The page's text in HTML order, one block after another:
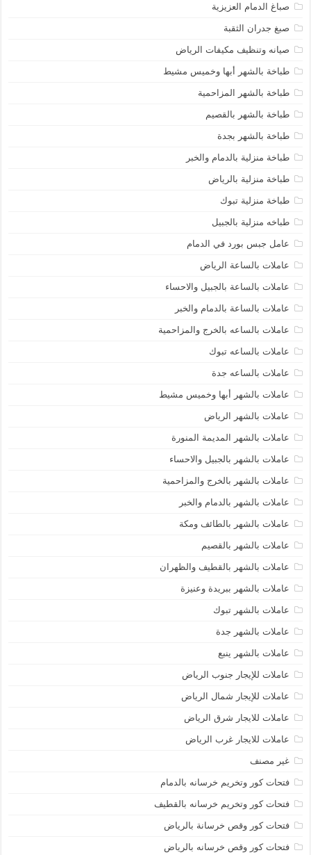
صباغ الدمام العزيزية
صبغ جدران الثقبة
صيانه وتنظيف مكيفات الرياض
طباخة بالشهر أبها وخميس مشيط
طباخة بالشهر المزاحمية
طباخة بالشهر بالقصيم
طباخة بالشهر بجدة
طباخة منزلية بالدمام والخبر
طباخة منزلية بالرياض
طباخة منزلية تبوك
طباخه منزلية بالجبيل
عامل جبس بورد في الدمام
عاملات بالساعة الرياض
عاملات بالساعة بالجبيل والاحساء
عاملات بالساعة بالدمام والخبر
عاملات بالساعه بالخرج والمزاحمية
عاملات بالساعه تبوك
عاملات بالساعه جدة
عاملات بالشهر أبها وخميس مشيط
عاملات بالشهر الرياض
عاملات بالشهر المديمة المنورة
عاملات بالشهر بالجبيل والاحساء
عاملات بالشهر بالخرج والمزاحمية
عاملات بالشهر بالدمام والخبر
عاملات بالشهر بالطائف ومكة
عاملات بالشهر بالقصيم
عاملات بالشهر بالقطيف والظهران
عاملات بالشهر ببريدة وعنيزة
عاملات بالشهر تبوك
عاملات بالشهر جدة
عاملات بالشهر ينبع
عاملات للإيجار جنوب الرياض
عاملات للإيجار شمال الرياض
عاملات للايجار شرق الرياض
عاملات للايجار غرب الرياض
غير مصنف
فتحات كور وتخريم خرسانه بالدمام
فتحات كور وتخريم خرسانه بالقطيف
فتحات كور وقص خرسانة بالرياض
فتحات كور وقص خرسانه بالرياض